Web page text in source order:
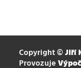
Copyright © Jiří
Provozuje